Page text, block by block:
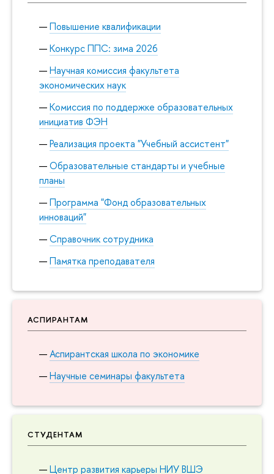
Повышение квалификации
Конкурс ППС: зима 2026
Научная комиссия факультета
экономических наук
Комиссия по поддержке образовательных
инициатив ФЭН
Реализация проекта "Учебный ассистент"
Образовательные стандарты и учебные
планы
Программа "Фонд образовательных
инноваций"
Справочник сотрудника
Памятка преподавателя
АСПИРАНТАМ
Аспирантская школа по экономике
Научные семинары факультета
СТУДЕНТАМ
Центр развития карьеры НИУ ВШЭ